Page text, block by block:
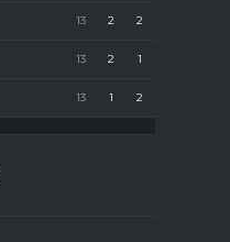
13 2 2
13 2 1
13 1 2